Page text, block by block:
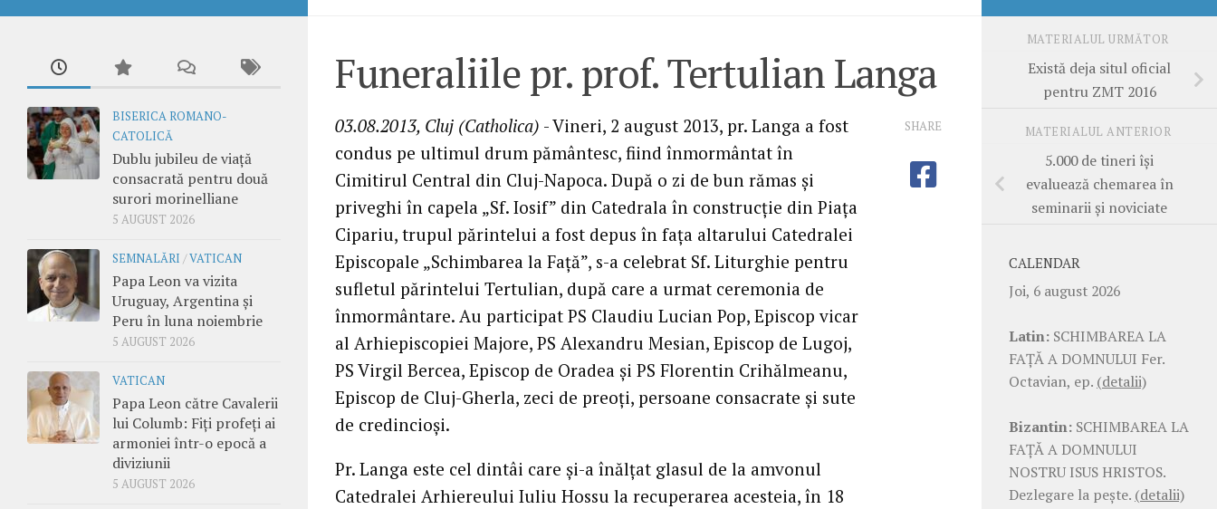
Funeraliile pr. prof. Tertulian Langa
03.08.2013, Cluj (Catholica) - Vineri, 2 august 2013, pr. Langa a fost
condus pe ultimul drum pământesc, fiind înmormântat în
Cimitirul Central din Cluj-Napoca. După o zi de bun rămas şi
priveghi în capela „Sf. Iosif” din Catedrala în construcţie din Piaţa
Cipariu, trupul părintelui a fost depus în faţa altarului Catedralei
Episcopale „Schimbarea la Faţă”, s-a celebrat Sf. Liturghie pentru
sufletul părintelui Tertulian, după care a urmat ceremonia de
înmormântare. Au participat PS Claudiu Lucian Pop, Episcop vicar
al Arhiepiscopiei Majore, PS Alexandru Mesian, Episcop de Lugoj,
PS Virgil Bercea, Episcop de Oradea şi PS Florentin Crihălmeanu,
Episcop de Cluj-Gherla, zeci de preoţi, persoane consacrate şi sute
de credincioşi.
Pr. Langa este cel dintâi care şi-a înălţat glasul de la amvonul
Catedralei Arhiereului Iuliu Hossu la recuperarea acesteia, în 18
SHARE
BISERICA ROMANO-
CATOLICĂ
Dublu jubileu de viață
consacrată pentru două
surori morinelliane
5 AUGUST 2026
SEMNALĂRI /VATICAN
Papa Leon va vizita
Uruguay, Argentina și
Peru în luna noiembrie
5 AUGUST 2026
VATICAN
Papa Leon către Cavalerii
lui Columb: Fiți profeți ai
armoniei într-o epocă a
diviziunii
5 AUGUST 2026
MATERIALUL URMĂTOR
Există deja situl oficial
pentru ZMT 2016
MATERIALUL ANTERIOR
5.000 de tineri îşi
evaluează chemarea în
seminarii şi noviciate
CALENDAR
Joi, 6 august 2026
Latin: SCHIMBAREA LA
FAŢĂ A DOMNULUI Fer.
Octavian, ep. (detalii)
Bizantin: SCHIMBAREA LA
FAŢĂ A DOMNULUI
NOSTRU ISUS HRISTOS.
Dezlegare la pește. (detalii)